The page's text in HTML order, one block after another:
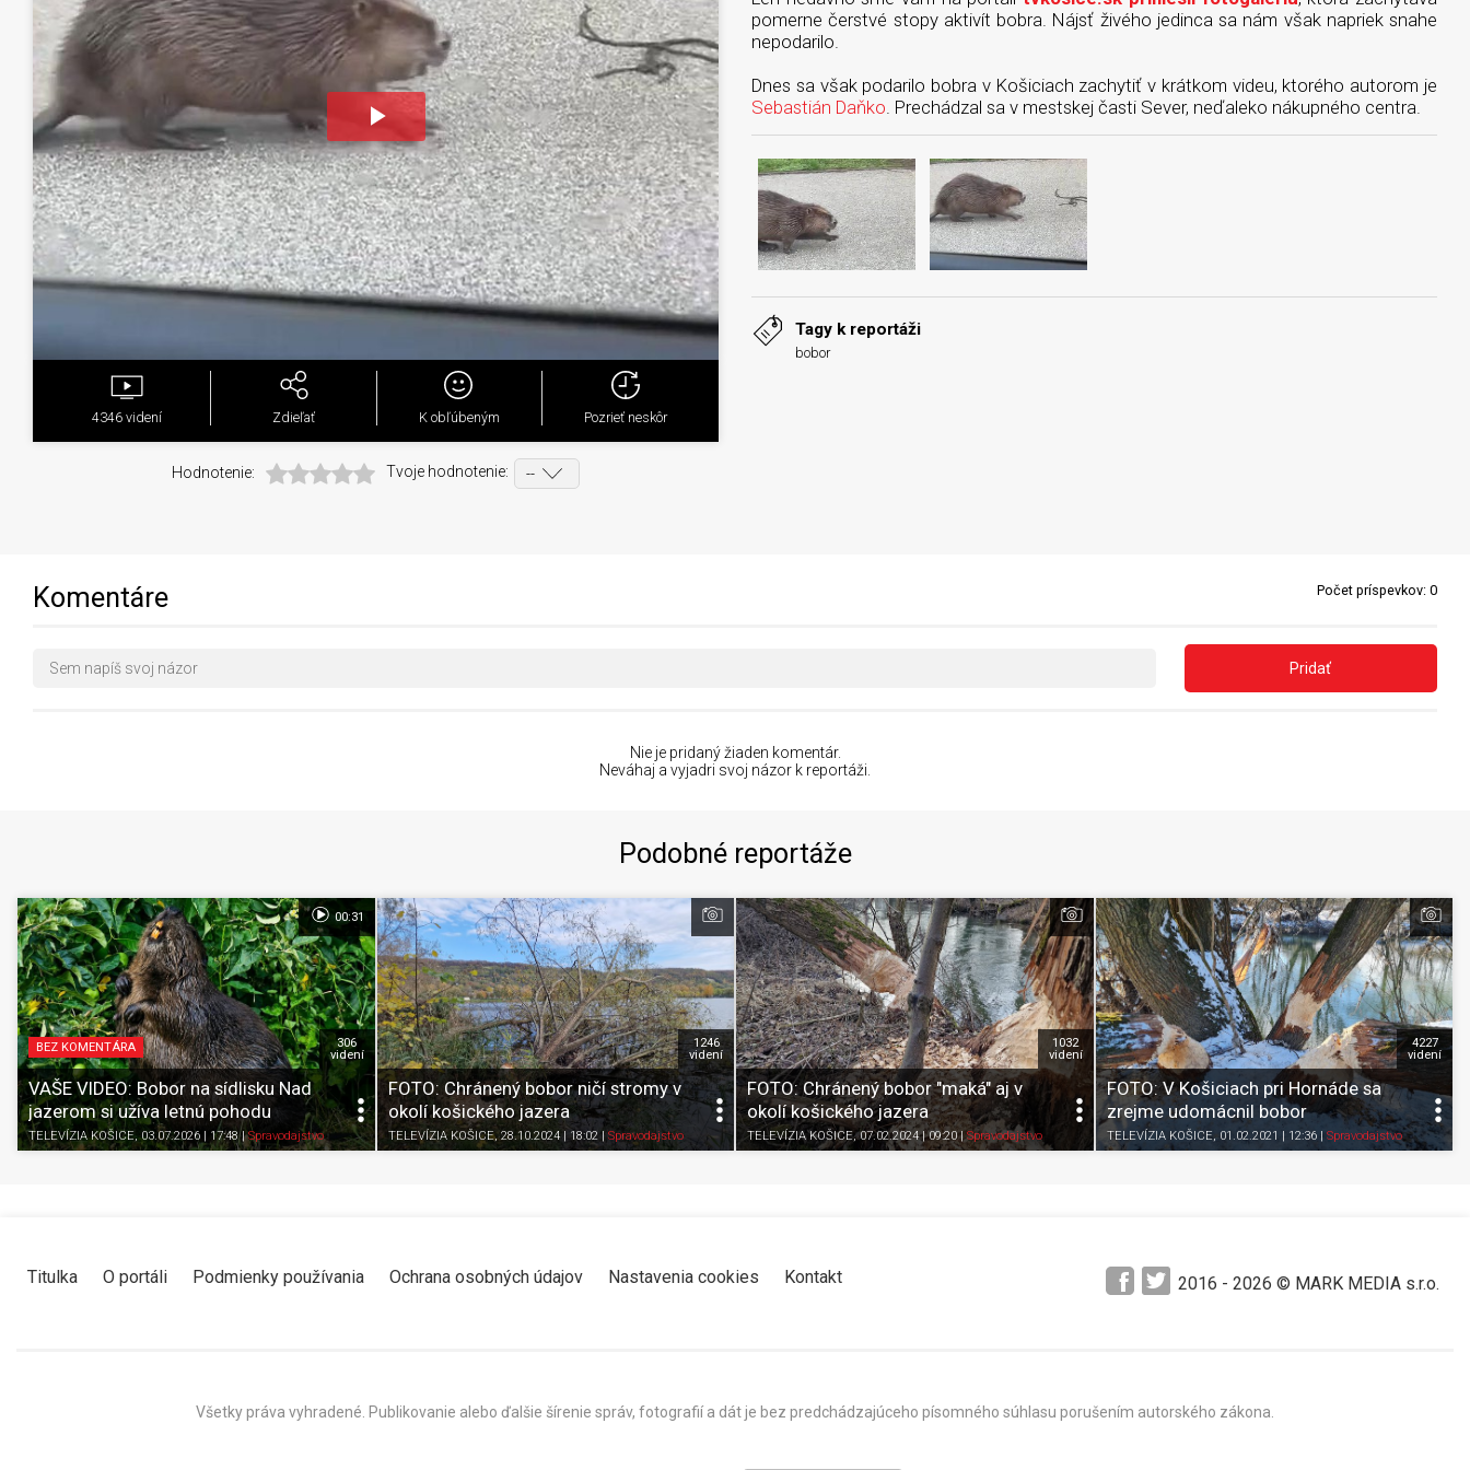
Play
Video
4346 videní Zdieľať K obľúbeným Pozrieť neskôr
Hodnotenie: Tvoje hodnotenie:
pomerne čerstvé stopy aktivít bobra. Nájsť živého jedinca sa nám však napriek snahe
nepodarilo.
Dnes sa však podarilo bobra v Košiciach zachytiť v krátkom videu, ktorého autorom je
Sebastián Daňko . Prechádzal sa v mestskej časti Sever, neďaleko nákupného centra.
Tagy k reportáži
bobor
Komentáre Počet príspevkov: 0
Pridať
Nie je pridaný žiaden komentár.
Neváhaj a vyjadri svoj názor k reportáži.
Podobné reportáže
BEZ KOMENTÁRA
VAŠE VIDEO: Bobor na sídlisku Nad
jazerom si užíva letnú pohodu
TELEVÍZIA KOŠICE, 03.07.2026 | 17:48|Spravodajstvo Pozrieť neskôr
K obľúbeným
Zdieľať
306
videní
00:31
FOTO: Chránený bobor ničí stromy v
okolí košického jazera
TELEVÍZIA KOŠICE, 28.10.2024 | 18:02| Spravodajstvo Pozrieť neskôr
K obľúbeným
Zdieľať
1246
videní
FOTO: Chránený bobor "maká" aj v
okolí košického jazera
TELEVÍZIA KOŠICE, 07.02.2024 | 09:20|Spravodajstvo Pozrieť neskôr
K obľúbeným
Zdieľať
1032
videní
FOTO: V Košiciach pri Hornáde sa
zrejme udomácnil bobor
TELEVÍZIA KOŠICE, 01.02.2021 | 12:36| Spravodajstvo
4227
videní
Titulka O portáli Podmienky používania Ochrana osobných údajov Nastavenia cookies Kontakt 2016 - 2026 © MARK MEDIA s.r.o.
Všetky práva vyhradené. Publikovanie alebo ďalšie šírenie správ, fotografií a dát je bez predchádzajúceho písomného súhlasu porušením autorského zákona.